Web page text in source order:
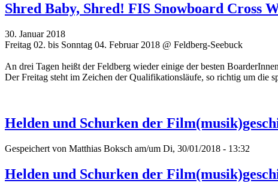
Shred Baby, Shred! FIS Snowboard Cross
30. Januar 2018
Freitag 02. bis Sonntag 04. Februar 2018 @ Feldberg-Seebuck
An drei Tagen heißt der Feldberg wieder einige der besten
Der Freitag steht im Zeichen der Qualifikationsläufe, so richtig um die
Helden und Schurken der
Gespeichert von Matthias Boksch am/um Di, 30/01/2018 - 13:32
Helden und Schurken der